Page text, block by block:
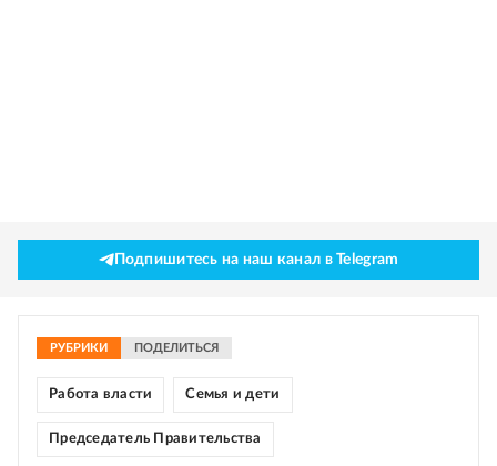
Подпишитесь на наш канал в Telegram
РУБРИКИ ПОДЕЛИТЬСЯ
Работа власти Семья и дети
Председатель Правительства